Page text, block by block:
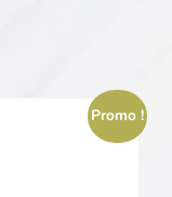
Promo !